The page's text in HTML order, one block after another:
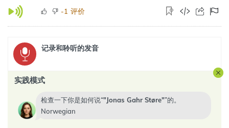
-1 评价
记录和聆听的发音
实践模式
检查一下你是如何说“ Jonas Gahr Støre ”的。
Norwegian